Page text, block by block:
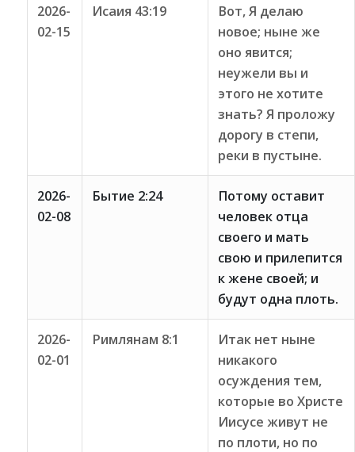
2026-
02-15
Исаия 43:19
Вот, Я делаю
новое; ныне же
оно явится;
неужели вы и
этого не хотите
знать? Я проложу
дорогу в степи,
реки в пустыне.
2026-
02-08
Бытие 2:24
Потому оставит
человек отца
своего и мать
свою и прилепится
к жене своей; и
будут одна плоть.
2026-
02-01
Римлянам 8:1
Итак нет ныне
никакого
осуждения тем,
которые во Христе
Иисусе живут не
по плоти, но по